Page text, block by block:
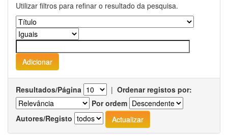
Utilizar filtros para refinar o resultado da pesquisa.
Resultados/Página | Ordenar registos por:
Por ordem
Autores/Registo